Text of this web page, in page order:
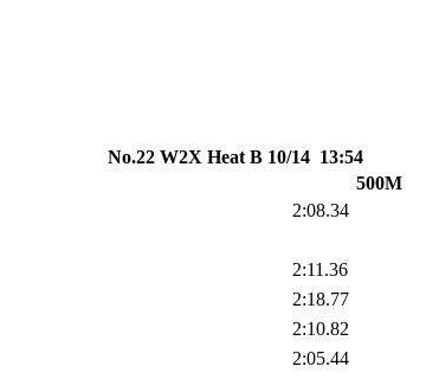
No.22 W2X Heat B 10/14 13:54
500M
2:08.34
2:11.36
2:18.77
2:10.82
2:05.44